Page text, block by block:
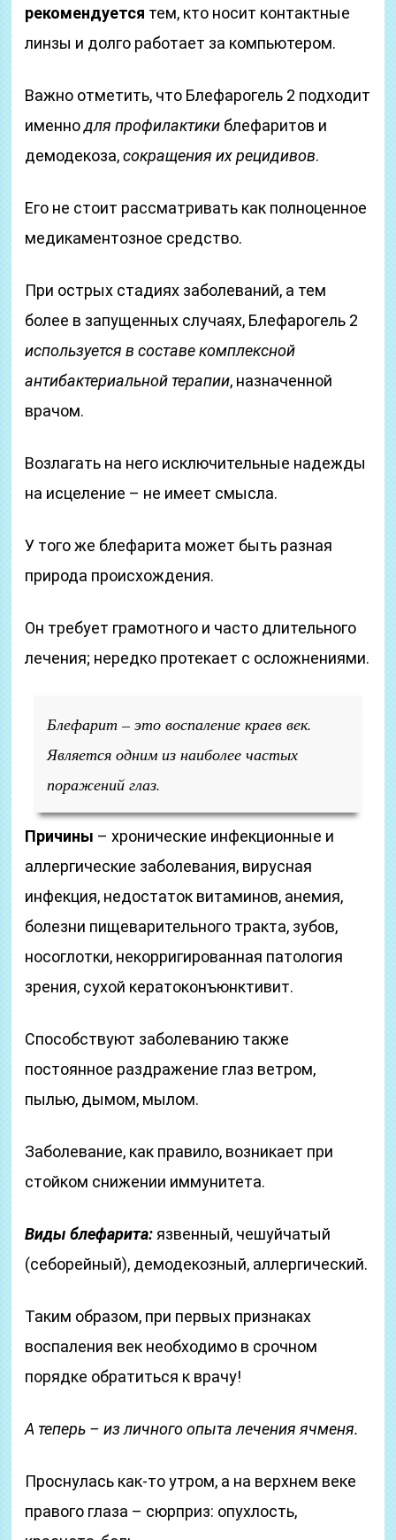
рекомендуется тем, кто носит контактные
линзы и долго работает за компьютером.
Важно отметить, что Блефарогель 2 подходит
именнодля профилактики блефаритов и
демодекоза,сокращения их рецидивов.
Его не стоит рассматривать как полноценное
медикаментозное средство.
При острых стадиях заболеваний, а тем
более в запущенных случаях, Блефарогель 2
используется в составе комплексной
антибактериальной терапии, назначенной
врачом.
Возлагать на него исключительные надежды
на исцеление – не имеет смысла.
У того же блефарита может быть разная
природа происхождения.
Он требует грамотного и часто длительного
лечения; нередко протекает с осложнениями.
Блефарит – это воспаление краев век.
Является одним из наиболее частых
поражений глаз.
Причины – хронические инфекционные и
аллергические заболевания, вирусная
инфекция, недостаток витаминов, анемия,
болезни пищеварительного тракта, зубов,
носоглотки, некорригированная патология
зрения, сухой кератоконъюнктивит.
Способствуют заболеванию также
постоянное раздражение глаз ветром,
пылью, дымом, мылом.
Заболевание, как правило, возникает при
стойком снижении иммунитета.
Виды блефарита: язвенный, чешуйчатый
(себорейный), демодекозный, аллергический.
Таким образом, при первых признаках
воспаления век необходимо в срочном
порядке обратиться к врачу!
А теперь – из личного опыта лечения ячменя.
Проснулась как-то утром, а на верхнем веке
правого глаза – сюрприз: опухлость,